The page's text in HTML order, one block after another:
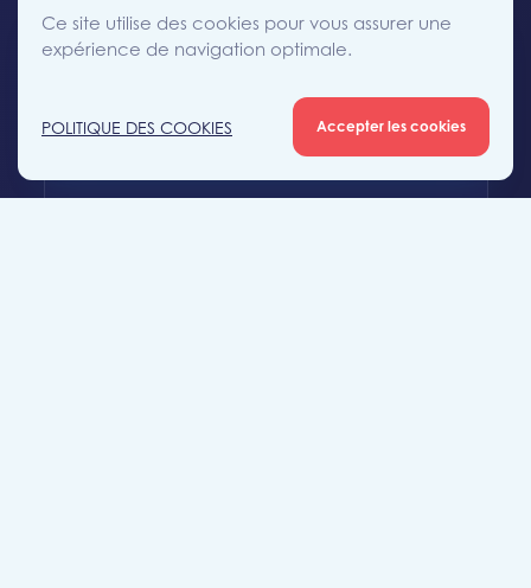
Rue Saint-Achaire 86
7700 Mouscron
+32 (0)56 56 12 34
Ce site utilise des cookies pour vous assurer une
expérience de navigation optimale.
POLITIQUE DES COOKIES Accepter les cookies